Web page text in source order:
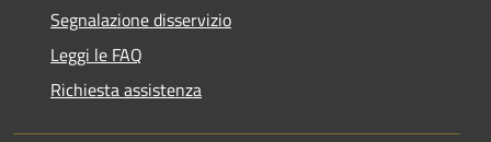
Segnalazione disservizio
Leggi le FAQ
Richiesta assistenza